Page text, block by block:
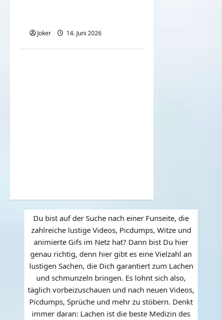
Joker 14. Juni 2026
Du bist auf der Suche nach einer Funseite, die
zahlreiche lustige Videos, Picdumps, Witze und
animierte Gifs im Netz hat? Dann bist Du hier
genau richtig, denn hier gibt es eine Vielzahl an
lustigen Sachen, die Dich garantiert zum Lachen
und schmunzeln bringen. Es lohnt sich also,
täglich vorbeizuschauen und nach neuen Videos,
Picdumps, Sprüche und mehr zu stöbern. Denkt
immer daran: Lachen ist die beste Medizin des